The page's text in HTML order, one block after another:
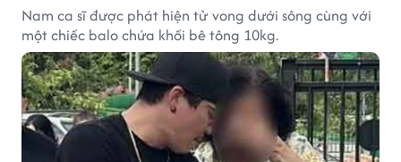
Nam ca sĩ được phát hiện tử vong dưới sông cùng với
một chiếc balo chứa khối bê tông 10kg.